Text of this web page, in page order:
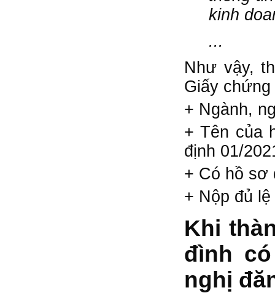
kinh
...
Như vậy,
Giấy
+ Ngành,
+ Tên của
định 01/
+ Có hồ sơ
+ Nộp đủ
Khi
đình
nghị